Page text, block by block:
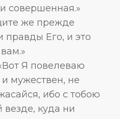
совершенная.»
же прежде
правды Его, и это
Я повелеваю
и мужествен, не
ибо с тобою
везде, куда ни